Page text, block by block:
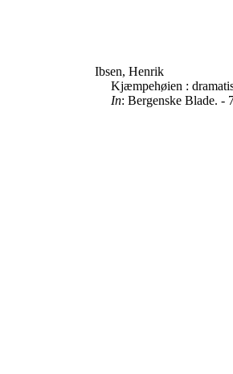
Ibsen, Henrik
Kjæmpehøien :
In: Bergenske Blade. -